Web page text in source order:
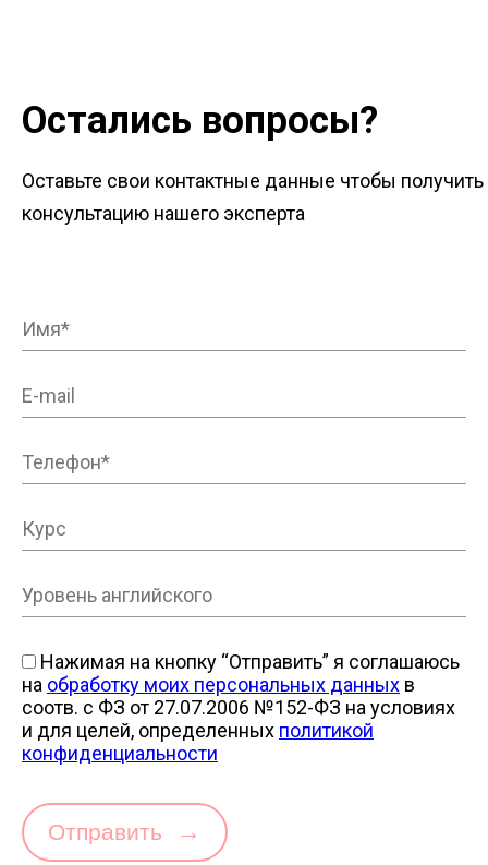
Остались вопросы?
Оставьте свои контактные данные чтобы
консультацию нашего эксперта
Нажимая на кнопку “Отправить” я соглашаюсь
на обработку моих персональных данных в
соотв. с ФЗ от 27.07.2006 №152-ФЗ на условиях
и для целей, определенных политикой
конфиденциальности
Отправить →